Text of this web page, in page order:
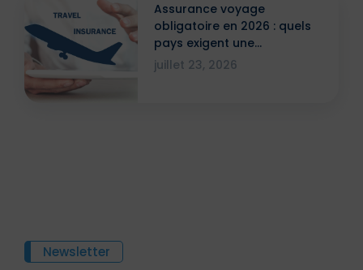
Assurance voyage
obligatoire en 2026 : quels
pays exigent une
attestation ?
juillet 23, 2026
Newsletter